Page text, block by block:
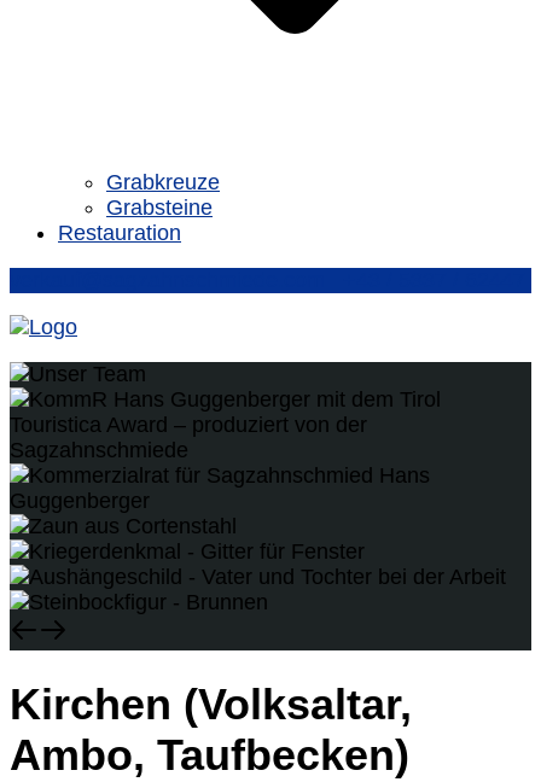
Grabkreuze
Grabsteine
Restauration
Kirchen (Volksaltar,
Ambo, Taufbecken)